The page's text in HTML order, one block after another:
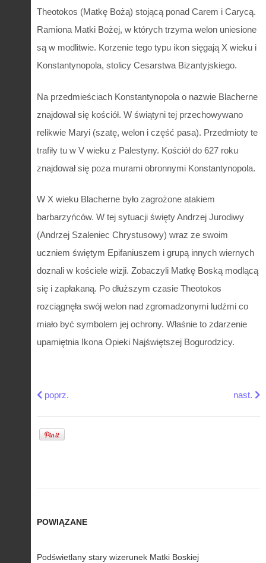
Theotokos (Matkę Bożą) stojącą ponad Carem i Carycą.
Ramiona Matki Bożej, w których trzyma welon uniesione
są w modlitwie. Korzenie tego typu ikon sięgają X wieku i
Konstantynopola, stolicy Cesarstwa Bizantyjskiego.
Na przedmieściach Konstantynopola o nazwie Blacherne
znajdował się kościół. W świątyni tej przechowywano
relikwie Maryi (szatę, welon i część pasa). Przedmioty te
trafiły tu w V wieku z Palestyny. Kościół do 627 roku
znajdował się poza murami obronnymi Konstantynopola.
W X wieku Blacherne było zagrożone atakiem
barbarzyńców. W tej sytuacji święty Andrzej Jurodiwy
(Andrzej Szaleniec Chrystusowy) wraz ze swoim
uczniem świętym Epifaniuszem i grupą innych wiernych
doznali w kościele wizji. Zobaczyli Matkę Boską modlącą
się i zapłakaną. Po dłuższym czasie Theotokos
rozciągnęła swój welon nad zgromadzonymi ludźmi co
miało być symbolem jej ochrony. Właśnie to zdarzenie
upamiętnia Ikona Opieki Najświętszej Bogurodzicy.
Previous article: Tradycyjna perska miniatura Suratgari
poprz. Next
nast.
POWIĄZANE
Podświetlany stary wizerunek Matki Boskiej